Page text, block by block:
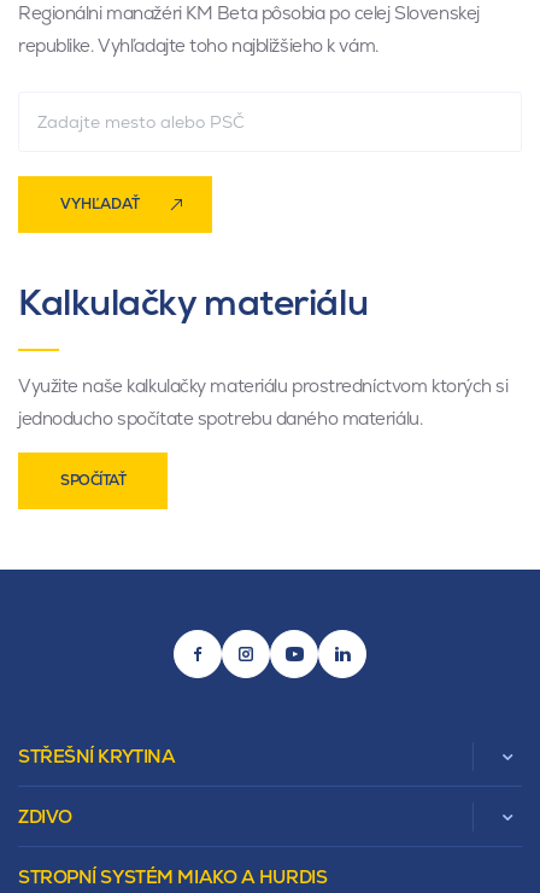
Regionálni manažéri KM Beta pôsobia po celej Slovenskej
republike. Vyhľadajte toho najbližšieho k vám.
VYHĽADAŤ
Kalkulačky materiálu
Využite naše kalkulačky materiálu prostredníctvom ktorých si
jednoducho spočítate spotrebu daného materiálu.
SPOČÍTAŤ
STŘEŠNÍ KRYTINA
Beta
ZDIVO
STROPNÍ SYSTÉM MIAKO A HURDIS